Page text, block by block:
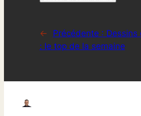
← Précédente : Dessins
: le top de la semaine